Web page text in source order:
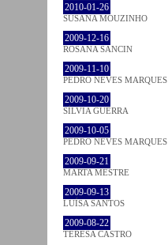
2010-01-26
SUSANA MOUZINHO
2009-12-16
ROSANA SANCIN
2009-11-10
PEDRO NEVES MARQUES
2009-10-20
SÍLVIA GUERRA
2009-10-05
PEDRO NEVES MARQUES
2009-09-21
MARTA MESTRE
2009-09-13
LUÍSA SANTOS
2009-08-22
TERESA CASTRO